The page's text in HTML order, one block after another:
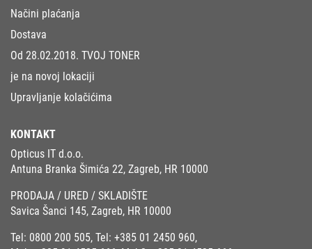
Načini plaćanja
Dostava
Od 28.02.2018. TVOJ TONER
je na novoj lokaciji
Upravljanje kolačićima
KONTAKT
Opticus IT d.o.o.
Antuna Branka Šimića 22, Zagreb, HR 10000
PRODAJA / URED / SKLADIŠTE
Savica Šanci 145, Zagreb, HR 10000
Tel: 0800 200 505, Tel: +385 01 2450 960,